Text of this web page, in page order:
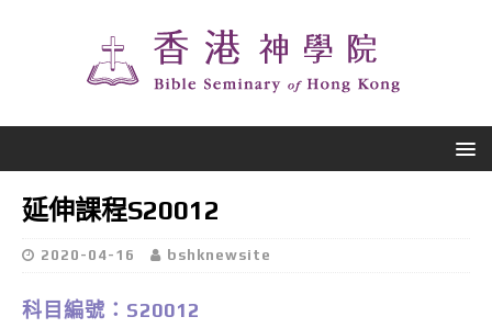
延伸課程S20012
2020-04-16 bshknewsite
科目編號：S20012